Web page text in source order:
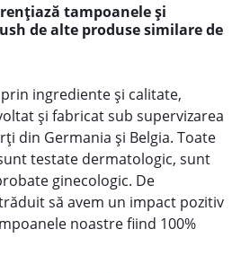
tampoanele și
de alte produse similare de
ingrediente și calitate,
și fabricat sub supervizarea
din Germania și Belgia. Toate
testate dermatologic, sunt
ginecologic. De
să avem un impact pozitiv
noastre fiind 100%